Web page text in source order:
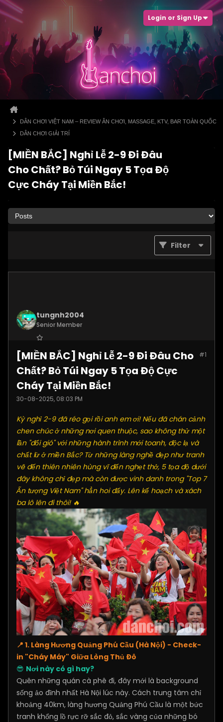
Login or Sign Up
DÂN CHƠI VIỆT NAM – REVIEW ĂN CHƠI, MASSAGE, KTV, BAR TOÀN QUỐC
DÂN CHƠI GIẢI TRÍ
[MIỀN BẮC] Nghỉ Lễ 2-9 Đi Đâu
Cho Chất? Bỏ Túi Ngay 5 Tọa Độ
Cực Cháy Tại Miền Bắc!
Filter
tungnh2004
Senior Member
Join Date:
Jun 2025
Posts:4099 #1
[MIỀN BẮC] Nghỉ Lễ 2-9 Đi Đâu Cho
Chất? Bỏ Túi Ngay 5 Tọa Độ Cực
Cháy Tại Miền Bắc!
30-08-2025, 08:03 PM
Kỳ nghỉ 2-9 đã réo gọi rồi anh em ơi! Nếu đã chán cảnh
chen chúc ở những nơi quen thuộc, sao không thử một
lần "đổi gió" với những hành trình mới toanh, độc lạ và
chất lừ ở miền Bắc? Từ những làng nghề đẹp như tranh
vẽ đến thiên nhiên hùng vĩ đến nghẹt thở, 5 tọa độ dưới
đây không chỉ đẹp mà còn được vinh danh trong "Top 7
Ấn tượng Việt Nam" hẳn hoi đấy. Lên kế hoạch và xách
ba lô lên đi thôi! 🔥
📍 1. Làng Hương Quảng Phú Cầu (Hà Nội) - Check-
in "Cháy Máy" Giữa Lòng Thủ Đô
😎 Nơi này có gì hay?
Quên những quán cà phê đi, đây mới là background
sống ảo đỉnh nhất Hà Nội lúc này. Cách trung tâm chỉ
khoảng 40km, làng hương Quảng Phú Cầu là một bức
tranh khổng lồ rực rỡ sắc đỏ, sắc vàng của những bó